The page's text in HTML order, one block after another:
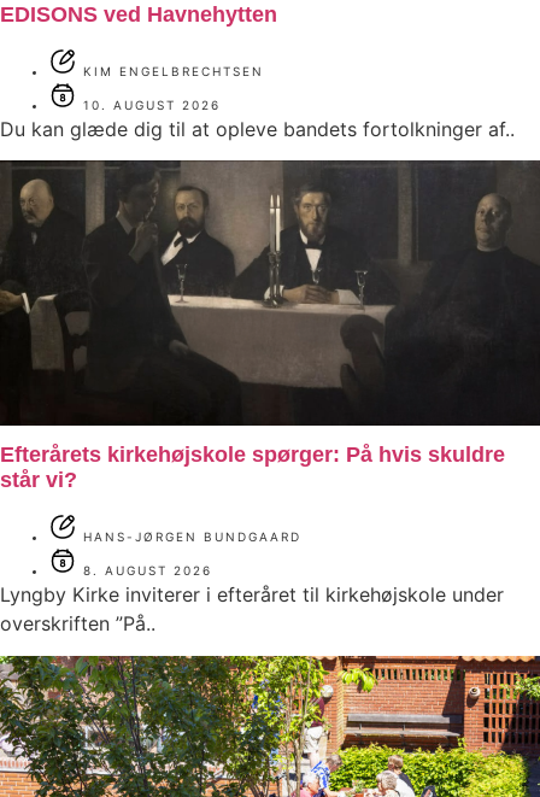
EDISONS ved Havnehytten
KIM ENGELBRECHTSEN
10. AUGUST 2026
Du kan glæde dig til at opleve bandets fortolkninger af..
Efterårets kirkehøjskole spørger: På hvis skuldre
står vi?
HANS-JØRGEN BUNDGAARD
8. AUGUST 2026
Lyngby Kirke inviterer i efteråret til kirkehøjskole under
overskriften ”På..